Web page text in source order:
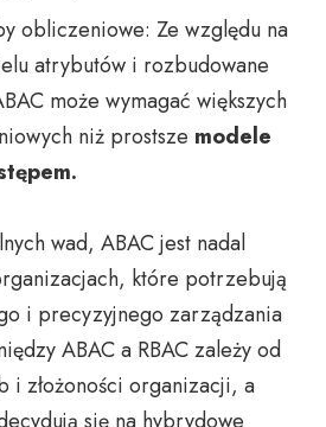
obliczeniowe: Ze względu na
atrybutów i rozbudowane
może wymagać większych
niż prostsze modele
wad, ABAC jest nadal
które potrzebują
i precyzyjnego zarządzania
ABAC a RBAC zależy od
i złożoności organizacji, a